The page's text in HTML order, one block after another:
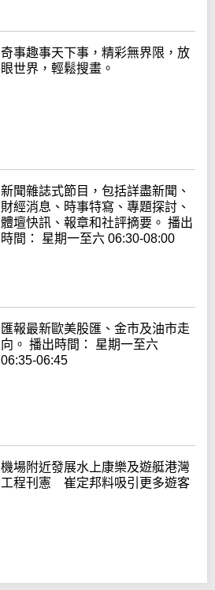
奇事趣事天下事，精彩無界限，放
眼世界，輕鬆搜畫。
新聞雜誌式節目，包括詳盡新聞、
財經消息、時事特寫、專題探討、
體壇快訊、報章和社評摘要。 播出
時間： 星期一至六 06:30-08:00
匯報最新歐美股匯、金市及油市走
向。 播出時間： 星期一至六
06:35-06:45
機場附近發展水上康樂及遊艇港灣
工程刊憲 崔定邦料吸引更多遊客